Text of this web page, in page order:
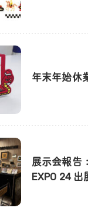
年末年始休
展示会報告
EXPO 24